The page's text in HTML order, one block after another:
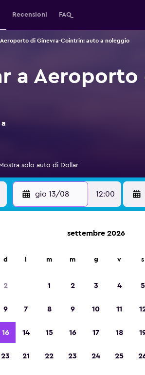
Recensioni FAQ
Aeroporto di Ginevra-Cointrin: auto a noleggio
a Aeroporto
Mostra solo auto di Dollar
gio 13/08 12:00
d'Europa 2023
d
2
9
16
23
settembre 2026
m m g v s
1 2 3 4 5
7 8 9 10 11
14 15 16 17 18
21 22 23 24 25